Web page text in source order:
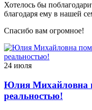
Хотелось бы
благодаря ему в нашей
Спасибо вам огромное!
24 июля
Юлия Михайловна
реальностью!